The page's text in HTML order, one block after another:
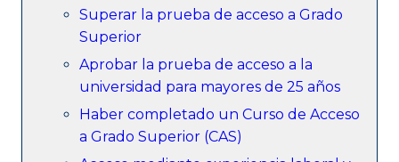
Superar la prueba de acceso a Grado
Superior
Aprobar la prueba de acceso a la
universidad para mayores de 25 años
Haber completado un Curso de Acceso
a Grado Superior (CAS)